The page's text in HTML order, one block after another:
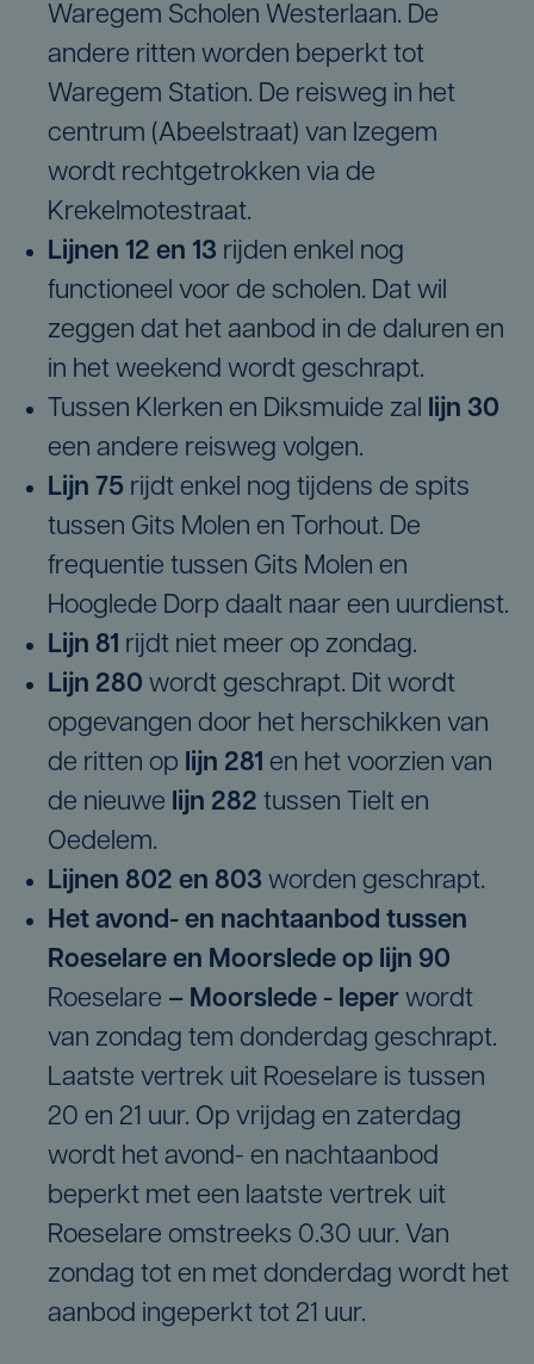
Waregem Scholen Westerlaan. De
andere ritten worden beperkt tot
Waregem Station. De reisweg in het
centrum (Abeelstraat) van Izegem
wordt rechtgetrokken via de
Krekelmotestraat.
Lijnen 12 en 13 rijden enkel nog
functioneel voor de scholen. Dat wil
zeggen dat het aanbod in de daluren en
in het weekend wordt geschrapt.
Tussen Klerken en Diksmuide zal lijn 30
een andere reisweg volgen.
Lijn 75 rijdt enkel nog tijdens de spits
tussen Gits Molen en Torhout. De
frequentie tussen Gits Molen en
Hooglede Dorp daalt naar een uurdienst.
Lijn 81 rijdt niet meer op zondag.
Lijn 280 wordt geschrapt. Dit wordt
opgevangen door het herschikken van
de ritten op lijn 281 en het voorzien van
de nieuwe lijn 282 tussen Tielt en
Oedelem.
Lijnen 802 en 803 worden geschrapt.
Het avond- en nachtaanbod tussen
Roeselare en Moorslede op lijn 90
Roeselare – Moorslede - Ieper wordt
van zondag tem donderdag geschrapt.
Laatste vertrek uit Roeselare is tussen
20 en 21 uur. Op vrijdag en zaterdag
wordt het avond- en nachtaanbod
beperkt met een laatste vertrek uit
Roeselare omstreeks 0.30 uur. Van
zondag tot en met donderdag wordt het
aanbod ingeperkt tot 21 uur.